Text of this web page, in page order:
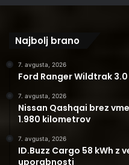
Najbolj brano
7. avgusta, 2026
Ford Ranger Wildtrak 3.0
7. avgusta, 2026
Nissan Qashqai brez
1.980 kilometrov
7. avgusta, 2026
ID.Buzz Cargo 58 kWh z
uporabnosti